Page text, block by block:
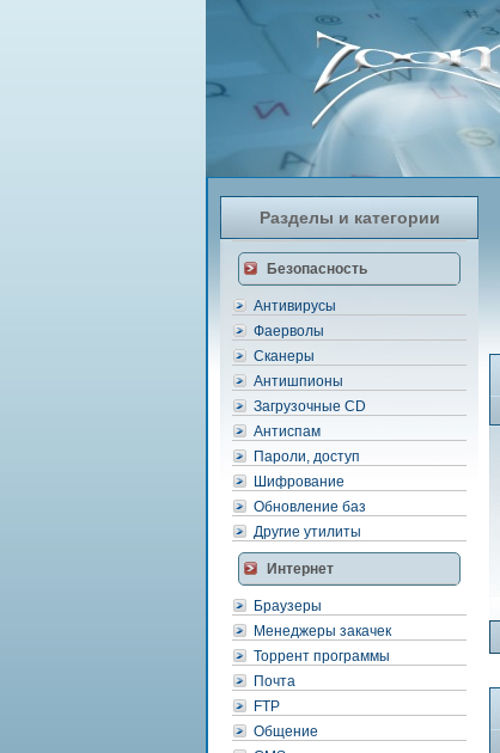
Разделы и категории
Безопасность
Антивирусы
Фаерволы
Сканеры
Антишпионы
Загрузочные CD
Антиспам
Пароли, доступ
Шифрование
Обновление баз
Другие утилиты
Интернет
Браузеры
Менеджеры закачек
Торрент программы
Почта
FTP
Общение